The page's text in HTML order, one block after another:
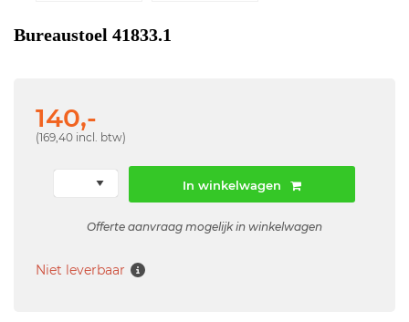
Bureaustoel 41833.1
140,-
(169,40 incl. btw)
In winkelwagen
Offerte aanvraag mogelijk in winkelwagen
Niet leverbaar